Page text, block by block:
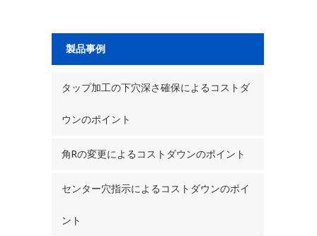
製品事例
タップ加工の下穴深さ確保によるコストダ
ウンのポイント
角Rの変更によるコストダウンのポイント
センター穴指示によるコストダウンのポイ
ント